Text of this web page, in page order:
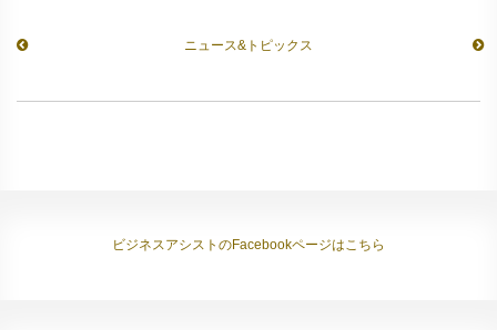
ニュース&トピックス
ビジネスアシストのFacebookページはこちら